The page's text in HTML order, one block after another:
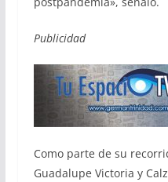
Publicidad
Como parte de su
Guadalupe Victoria y